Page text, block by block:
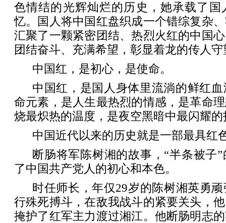
色情结的光辉灿烂的历史，她承载了国
忆。国人将中国红盘织成一个错综复杂
汇聚了一颗紧密团结、热烈火红的中国
团结奋斗、充满希望，彰显着龙的传人
中国红，是初心，是使命。
中国红，是国人身体里流淌的鲜红
命元素，是人生最热烈的情感，是革命
烧最炽热的温度，是夜空黑暗中最闪耀
中国近代以来的历史就是一部最具红
断肠将军陈树湘的故事，“半条被子
了中国共产党人的初心和本色。
时任师长，年仅29岁的陈树湘英勇
行殊死搏斗，在敌我战斗的紧要关头，
掩护了红军主力渡过湘江。他断肠明志